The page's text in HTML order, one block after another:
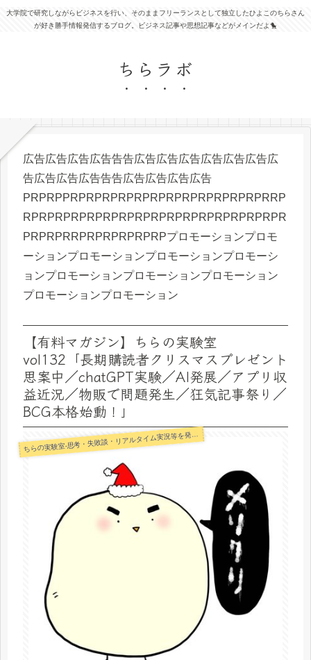
大学院で研究しながらビジネスを行い、そのままフリーランスとして独立したひよこのちらさん
が好き勝手情報発信するブログ。ビジネス記事や思想記事などがメインだよ🐤
ちらラボ
広告広告広告広告告告広告広告広告広告広告広告広
告広告広告広告告告広告広告広告広告
PRPRPPRPRPRPRPRPRPRPRPRPRPRPRPRRP
RPRPRPRPRPRPRPRPRPRPRPRPRPRPRPRPR
PRPRPRRPRPRPRPRPRPプロモーションプロモ
ーションプロモーションプロモーションプロモーシ
ョンプロモーションプロモーションプロモーション
プロモーションプロモーション
【有料マガジン】ちらの実験室
vol132「長期購読者クリスマスプレゼント
思案中／chatGPT実験／AI発展／アプリ収
益近況／物販で問題発生／狂気記事祭り／
BCG本格始動！」
ちらの実験室-思考・失敗談・リアルタイム実況等を発信します-